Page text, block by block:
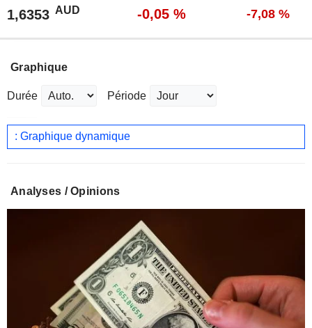
1,6353 AUD -0,05 % -7,08 %
Graphique
Durée Période
: Graphique dynamique
Analyses / Opinions